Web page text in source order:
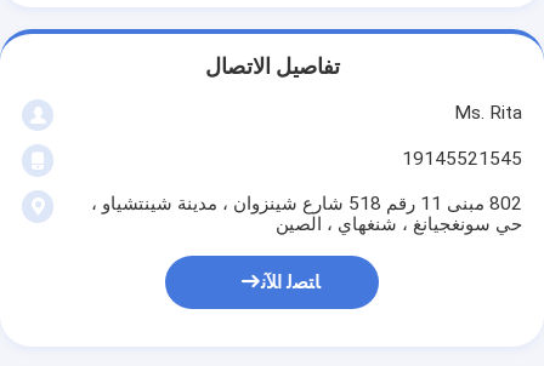
تفاصيل الاتصال
Ms. Rita
19145521545
802 مبنى 11 رقم 518 شارع شينزوان ، مدينة شينتشياو ،
حي سونغجيانغ ، شنغهاي ، الصين
ﺎﺘﺼﻟ ﺍﻶﻧ